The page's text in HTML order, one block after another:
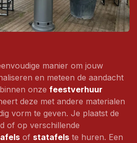
manier om jouw
en meteen de aandacht
onze feestverhuur
deze met andere materialen
vorm te geven. Je plaatst de
of op verschillende
of statafels te huren. Een